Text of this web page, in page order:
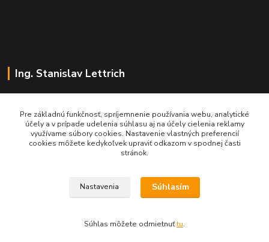
Ing. Stanislav Lettrich
+421 905 545 198
NONSTOP
Pre základnú funkčnosť, spríjemnenie používania webu, analytické
účely a v prípade udelenia súhlasu aj na účely cielenia reklamy
využívame súbory cookies. Nastavenie vlastných preferencií
cookies môžete kedykoľvek upraviť odkazom v spodnej časti
stránok.
Nastavenia Súhlasím
Súhlas môžete odmietnuťtu.